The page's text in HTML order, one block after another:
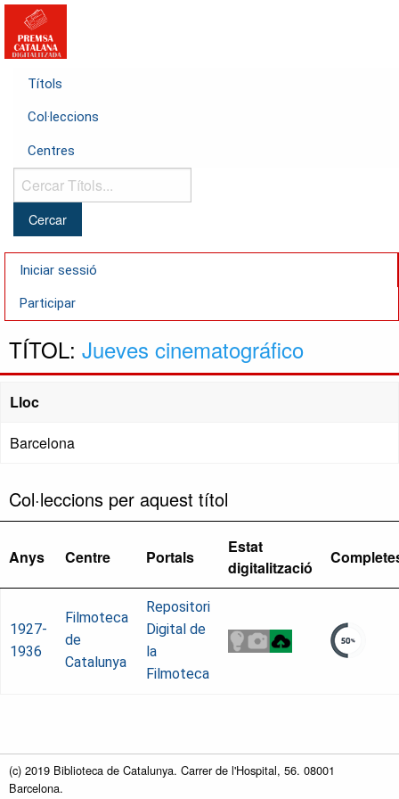
Títols
Col·leccions
Centres
Cercar
Títols...
Iniciar sessió
Participar
TÍTOL: Jueves cinematográfico
Lloc
Barcelona
Col·leccions per aquest títol
Anys Centre Portals
Estat
digitalització
1927-
1936
Filmoteca
de
Catalunya
Repositori
Digital de
la
Filmoteca
(c) 2019 Biblioteca de Catalunya. Carrer de l'Hospital, 56. 08001
Barcelona.